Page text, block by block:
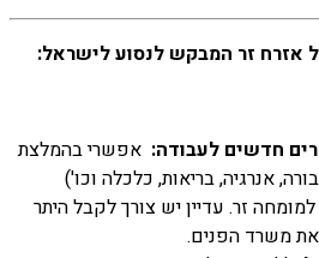
אזרח זר המבקש לנסוע לישראל:
חדשים לעבודה: אפשרי בהמלצת
אנרגיה, בריאות, כלכלה וכו')
זר. עדיין יש צורך לקבל היתר
משרד הפנים.